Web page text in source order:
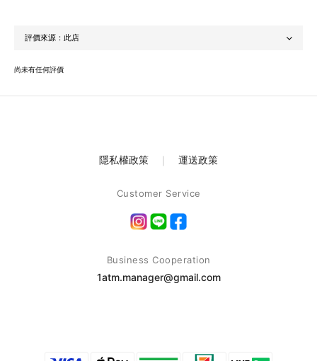
尚未有任何評價
隱私權政策 ｜ 運送政策
Customer Service
Business Cooperation
1atm.manager@gmail.com